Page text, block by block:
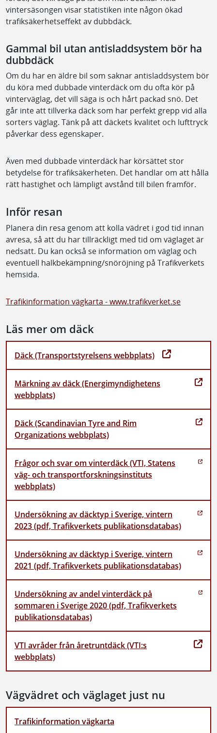
vintersäsongen visar statistiken inte någon ökad
trafiksäkerhetseffekt av dubbdäck.
Gammal bil utan antisladdsystem bör ha
dubbdäck
Om du har en äldre bil som saknar antisladdsystem bör
du köra med dubbade vinterdäck om du ofta kör på
vinterväglag, det vill säga is och hårt packad snö. Det
går inte att tillverka däck som har perfekt grepp vid alla
sorters väglag. Tänk på att däckets kvalitet och lufttryck
påverkar dess egenskaper.
Även med dubbade vinterdäck har körsättet stor
betydelse för trafiksäkerheten. Det handlar om att hålla
rätt hastighet och lämpligt avstånd till bilen framför.
Inför resan
Planera din resa genom att kolla vädret i god tid innan
avresa, så att du har tillräckligt med tid om väglaget är
nedsatt. Du kan också se information om väglag och
eventuell halkbekämpning/snöröjning på Trafikverkets
hemsida.
Trafikinformation vägkarta - www.trafikverket.se
Läs mer om däck
Däck (Transportstyrelsens webbplats)
Märkning av däck (Energimyndighetens
webbplats)
Däck (Scandinavian Tyre and Rim
Organizations webbplats)
Frågor och svar om vinterdäck (VTI, Statens
väg- och transportforskningsinstituts
webbplats)
Undersökning av däcktyp i Sverige, vintern
2023 (pdf, Trafikverkets publikationsdatabas)
Undersökning av däcktyp i Sverige, vintern
2021 (pdf, Trafikverkets publikationsdatabas)
Undersökning av andel vinterdäck på
sommaren i Sverige 2020 (pdf, Trafikverkets
publikationsdatabas)
VTI avråder från åretruntdäck (VTI:s
webbplats)
Vägvädret och väglaget just nu
Trafikinformation vägkarta